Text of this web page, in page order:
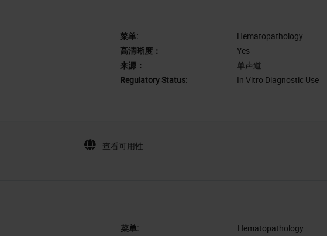
菜单:
Hematopathology
高清晰度：
Yes
来源：
单声道
Regulatory Status:
In Vitro Diagnostic Use
查看可用性
菜单:
Hematopathology